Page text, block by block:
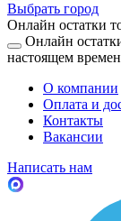
Выбрать город
Онлайн остатки
Онлайн
настоящем
О компании
Оплата и
Контакты
Вакансии
Написать нам